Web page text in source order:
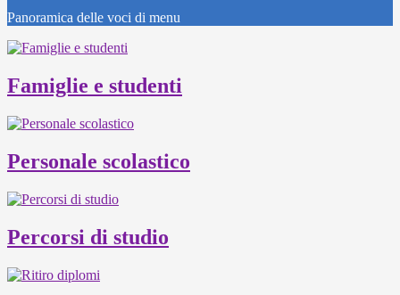
Panoramica delle voci di menu
Famiglie e studenti
Personale scolastico
Percorsi di studio